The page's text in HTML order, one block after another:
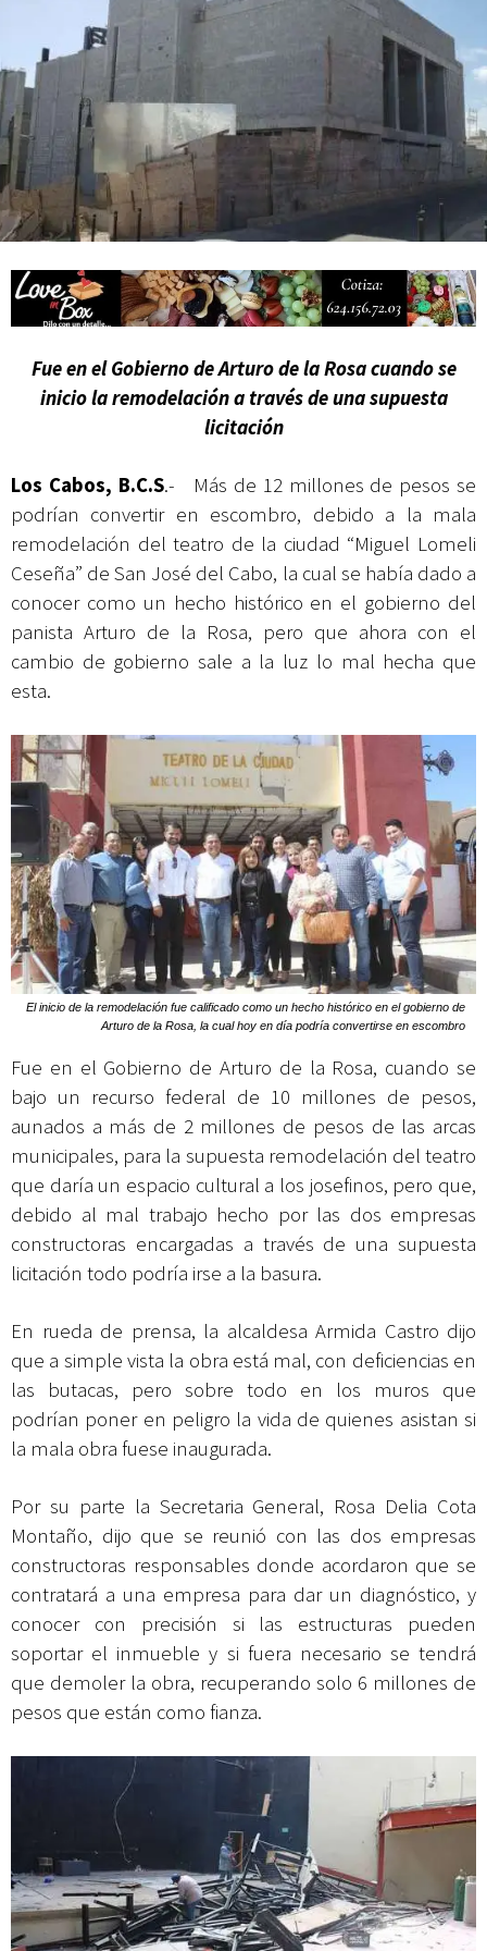
actividades de acceso libre
Fue en el Gobierno de Arturo de la Rosa cuando se
inicio la remodelación a través de una supuesta
licitación
Los Cabos, B.C.S.- Más de 12 millones de pesos se
podrían convertir en escombro, debido a la mala
remodelación del teatro de la ciudad “Miguel Lomeli
Ceseña” de San José del Cabo, la cual se había dado a
conocer como un hecho histórico en el gobierno del
panista Arturo de la Rosa, pero que ahora con el
cambio de gobierno sale a la luz lo mal hecha que
esta.
El inicio de la remodelación fue calificado como un hecho histórico en el gobierno de
Arturo de la Rosa, la cual hoy en día podría convertirse en escombro
Fue en el Gobierno de Arturo de la Rosa, cuando se
bajo un recurso federal de 10 millones de pesos,
aunados a más de 2 millones de pesos de las arcas
municipales, para la supuesta remodelación del teatro
que daría un espacio cultural a los josefinos, pero que,
debido al mal trabajo hecho por las dos empresas
constructoras encargadas a través de una supuesta
licitación todo podría irse a la basura.
En rueda de prensa, la alcaldesa Armida Castro dijo
que a simple vista la obra está mal, con deficiencias en
las butacas, pero sobre todo en los muros que
podrían poner en peligro la vida de quienes asistan si
la mala obra fuese inaugurada.
Por su parte la Secretaria General, Rosa Delia Cota
Montaño, dijo que se reunió con las dos empresas
constructoras responsables donde acordaron que se
contratará a una empresa para dar un diagnóstico, y
conocer con precisión si las estructuras pueden
soportar el inmueble y si fuera necesario se tendrá
que demoler la obra, recuperando solo 6 millones de
pesos que están como fianza.